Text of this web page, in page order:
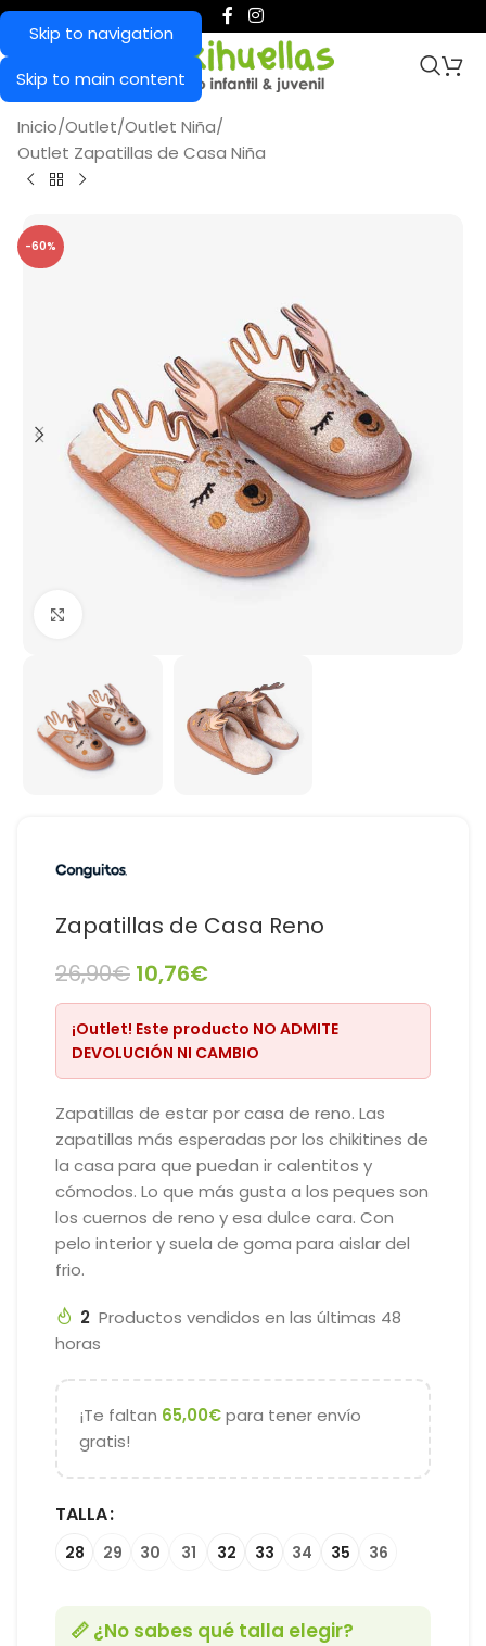
Skip to navigation
Skip to main content
Inicio/Outlet/Outlet Niña/
Outlet Zapatillas de Casa Niña
-60%
Zapatillas de Casa Reno
26,90€ 10,76€
¡Outlet! Este producto NO ADMITE
DEVOLUCIÓN NI CAMBIO
Zapatillas de estar por casa de reno. Las
zapatillas más esperadas por los chikitines de
la casa para que puedan ir calentitos y
cómodos. Lo que más gusta a los peques son
los cuernos de reno y esa dulce cara. Con
pelo interior y suela de goma para aislar del
frio.
2 Productos vendidos en las últimas 48
horas
¡Te faltan 65,00€para tener envío
gratis!
TALLA
28 29 30 31 32 33 34 35 36
📏 ¿No sabes qué talla elegir?